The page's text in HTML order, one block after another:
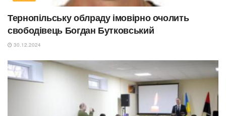
Тернопільську облраду імовірно очолить
свободівець Богдан Бутковський
30.12.2024